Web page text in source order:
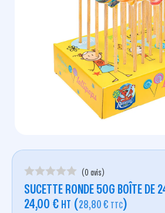
(0 avis)
SUCETTE RONDE 50G BOÎTE DE
24,00 € HT (28,80 € TTC)